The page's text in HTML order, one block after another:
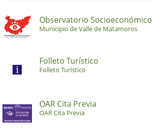
Observatorio Socioeconómico
Municipio de Valle de Matamoros
Folleto Turístico
Folleto Turístico
OAR Cita Previa
OAR Cita Previa